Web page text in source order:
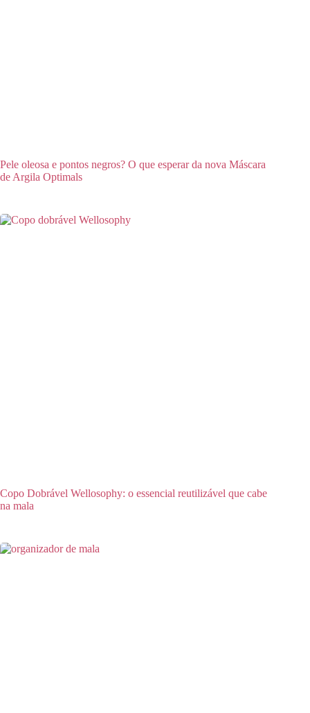
Pele oleosa e pontos negros? O que esperar da nova Máscara
de Argila Optimals
Copo Dobrável Wellosophy: o essencial reutilizável que cabe
na mala